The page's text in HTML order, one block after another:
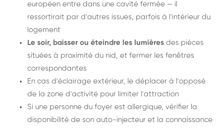
européen entre dans une cavité fermée — il
ressortirait par d'autres issues, parfois à l'intérieur du
logement
Le soir, baisser ou éteindre les lumières des pièces
situées à proximité du nid, et fermer les fenêtres
correspondantes
En cas d'éclairage extérieur, le déplacer à l'opposé
de la zone d'activité pour limiter l'attraction
Si une personne du foyer est allergique, vérifier la
disponibilité de son auto-injecteur et la connaissance